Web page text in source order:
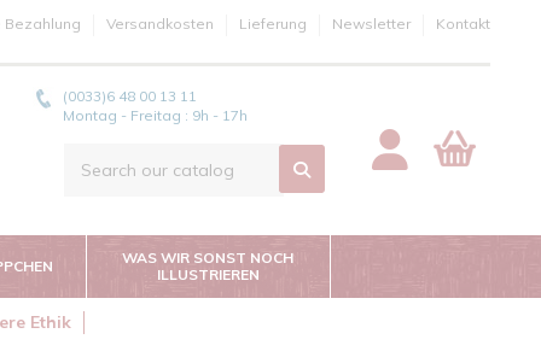
Bezahlung Versandkosten Lieferung Newsletter Kontakt
(0033)6 48 00 13 11
Montag - Freitag : 9h - 17h
WAS WIR SONST NOCH
ILLUSTRIEREN
Ethik